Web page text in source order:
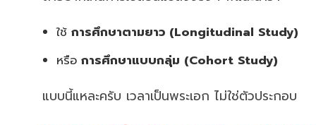
ใช้ การศึกษาตามยาว (Longitudinal Study)
หรือ การศึกษาแบบกลุ่ม (Cohort Study)
แบบนี้แหละครับ เวลาเป็นพระเอก ไม่ใช่ตัวประกอบ